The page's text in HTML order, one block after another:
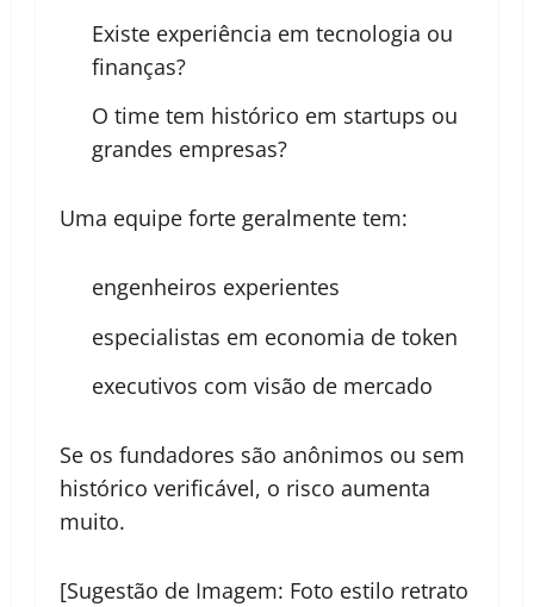
Existe experiência em tecnologia ou
finanças?
O time tem histórico em startups ou
grandes empresas?
Uma equipe forte geralmente tem:
engenheiros experientes
especialistas em economia de token
executivos com visão de mercado
Se os fundadores são anônimos ou sem
histórico verificável, o risco aumenta
muito.
[Sugestão de Imagem: Foto estilo retrato